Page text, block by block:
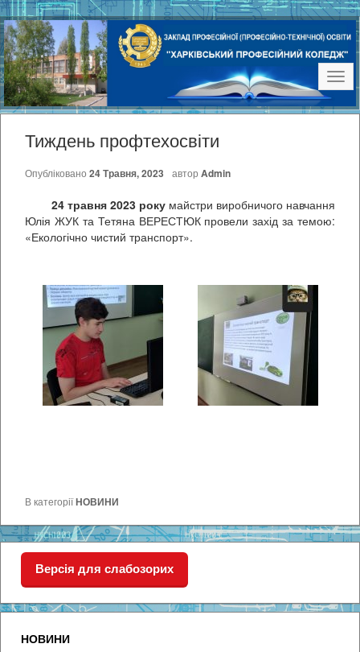
Тиждень профтехосвіти
Опубліковано 24 Травня, 2023 автор Admin
24 травня 2023 року майстри виробничого навчання
Юлія ЖУК та Тетяна ВЕРЕСТЮК провели захід за темою:
«Екологічно чистий транспорт».
В категоріїНОВИНИ
Версія для слабозорих
НОВИНИ